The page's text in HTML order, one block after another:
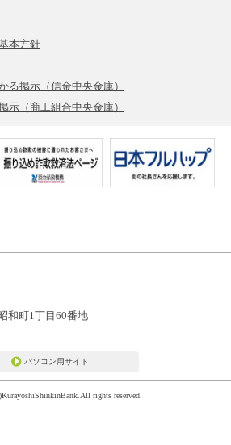
本方針
る掲示（信金中央金庫）
示（商工組合中央金庫）
和町1丁目60番地
パソコン用サイト
rights reserved.